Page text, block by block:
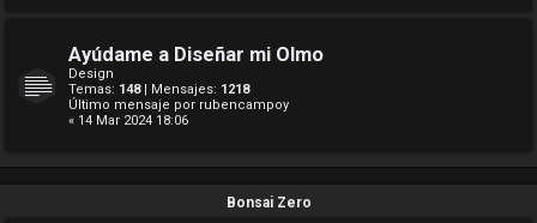
Ayúdame a Diseñar mi Olmo
Design
Temas: 148| Mensajes: 1218
Último mensaje por rubencampoy
« 14 Mar 2024 18:06
Bonsai Zero